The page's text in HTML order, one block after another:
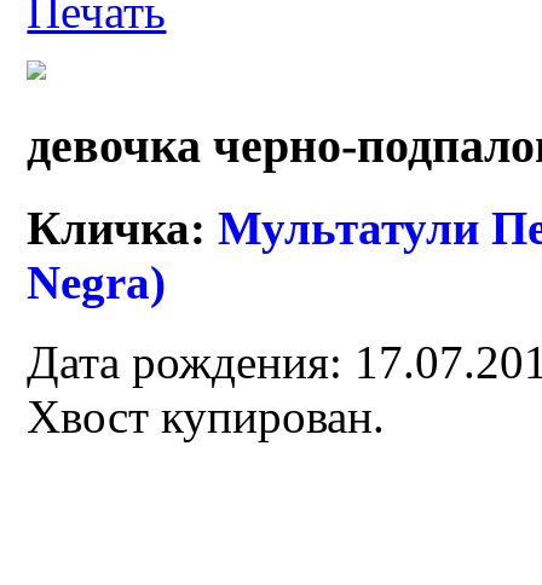
девочка черно-
Кличка:Мультатули
Negra)
Дата рождения:
Хвост купирован.